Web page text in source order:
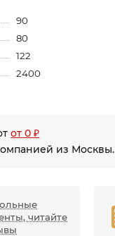
90
80
122
2400
от 0 ₽
из Москвы.
читайте